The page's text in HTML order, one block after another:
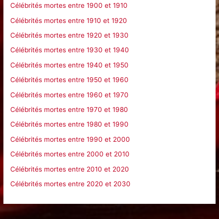
:
Célébrités mortes entre 1900 et 1910
Célébrités mortes entre 1910 et 1920
Célébrités mortes entre 1920 et 1930
Célébrités mortes entre 1930 et 1940
Célébrités mortes entre 1940 et 1950
Célébrités mortes entre 1950 et 1960
Célébrités mortes entre 1960 et 1970
Célébrités mortes entre 1970 et 1980
Célébrités mortes entre 1980 et 1990
Célébrités mortes entre 1990 et 2000
Célébrités mortes entre 2000 et 2010
Célébrités mortes entre 2010 et 2020
Célébrités mortes entre 2020 et 2030